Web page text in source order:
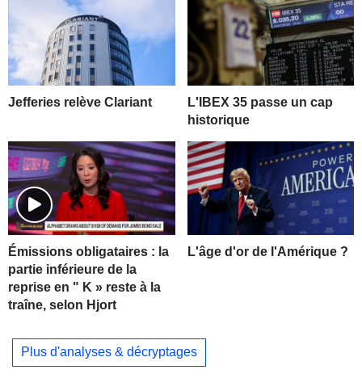
Jefferies relève Clariant
L'IBEX 35 passe un cap
historique
Émissions obligataires : la
partie inférieure de la
reprise en " K » reste à la
traîne, selon Hjort
L'âge d'or de l'Amérique ?
Plus d'analyses & décryptages